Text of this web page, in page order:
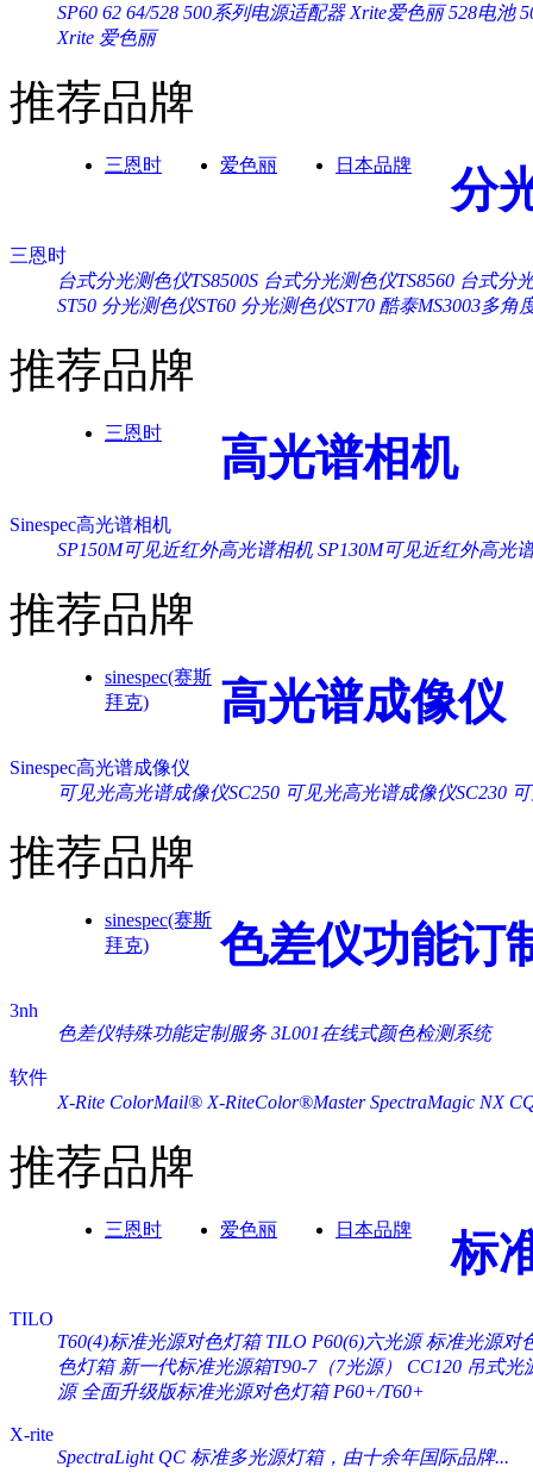
SP60 62 64/528 500系列电源适配器 Xrite爱色丽 528电池
Xrite 爱色丽
推荐品牌
三恩时 爱色丽 日本品牌 分
三恩时
台式分光测色仪TS8500S 台式分光测色仪TS8560 台式分
ST50 分光测色仪ST60 分光测色仪ST70 酷泰MS3003多角
推荐品牌
三恩时 高光谱相机
Sinespec高光谱相机
SP150M可见近红外高光谱相机 SP130M可见近红外高光
推荐品牌
sinespec(赛斯
拜克)
高光谱成像仪
Sinespec高光谱成像仪
可见光高光谱成像仪SC250 可见光高光谱成像仪SC230
推荐品牌
sinespec(赛斯
拜克)
色差仪功能订
3nh
色差仪特殊功能定制服务 3L001在线式颜色检测系统
软件
X-Rite ColorMail® X-RiteColor®Master SpectraMagic NX
推荐品牌
三恩时 爱色丽 日本品牌 标
TILO
T60(4)标准光源对色灯箱 TILO P60(6)六光源 标准光源对
色灯箱 新一代标准光源箱T90-7（7光源）
CC120 吊式
源 全面升级版标准光源对色灯箱 P60+/T60+
X-rite
SpectraLight QC 标准多光源灯箱，由十余年国际品牌...